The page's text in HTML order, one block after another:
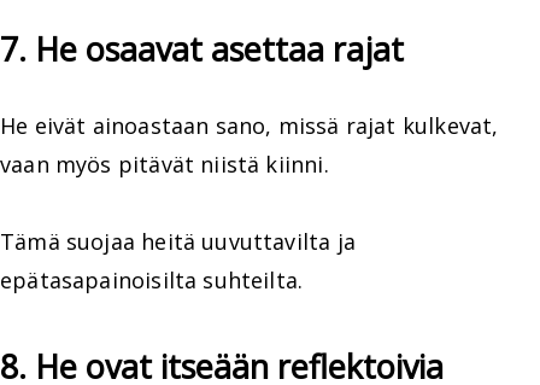
7. He osaavat asettaa rajat
He eivät ainoastaan sano, missä rajat kulkevat,
vaan myös pitävät niistä kiinni.
Tämä suojaa heitä uuvuttavilta ja
epätasapainoisilta suhteilta.
8. He ovat itseään reflektoivia